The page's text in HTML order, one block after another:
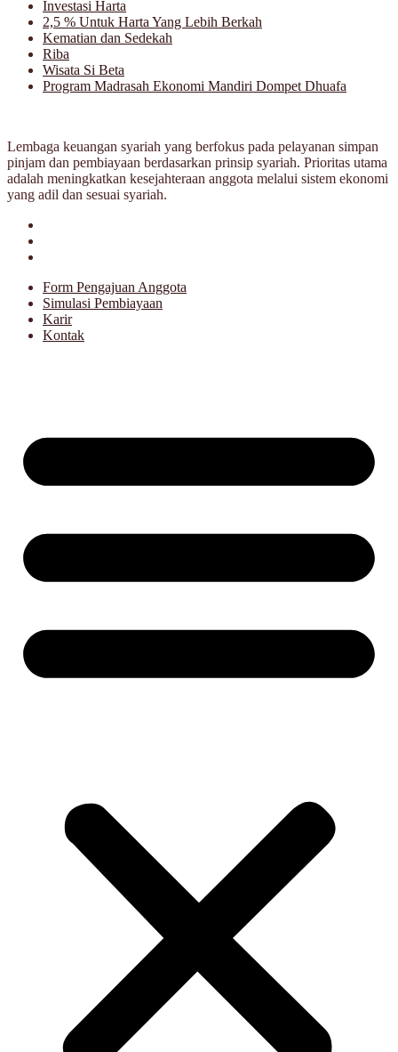
Investasi Harta
2,5 % Untuk Harta Yang Lebih Berkah
Kematian dan Sedekah
Riba
Wisata Si Beta
Program Madrasah Ekonomi Mandiri Dompet Dhuafa
Lembaga keuangan syariah yang berfokus pada pelayanan simpan
pinjam dan pembiayaan berdasarkan prinsip syariah. Prioritas utama
adalah meningkatkan kesejahteraan anggota melalui sistem ekonomi
yang adil dan sesuai syariah.
Form Pengajuan Anggota
Simulasi Pembiayaan
Karir
Kontak